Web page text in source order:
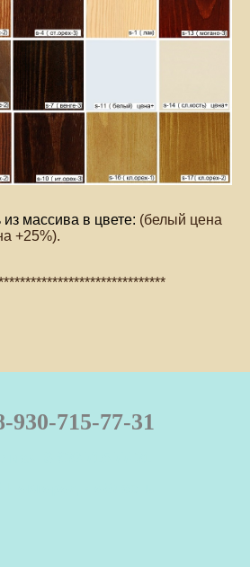
массива в цвете: (белый цена
+25%).
930-715-77-31